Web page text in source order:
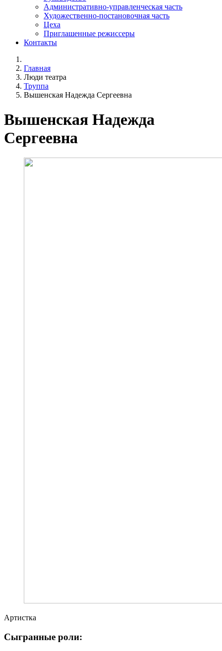
Административно-управленческая часть
Художественно-постановочная часть
Цеха
Приглашенные режиссеры
Контакты
Главная
Люди театра
Труппа
Вышенская Надежда Сергеевна
Вышенская Надежда
Сергеевна
Артистка
Сыгранные роли: